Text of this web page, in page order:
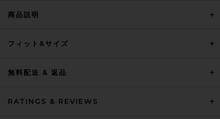
商品説明
フィット&サイズ
無料配送 & 返品
RATINGS & REVIEWS